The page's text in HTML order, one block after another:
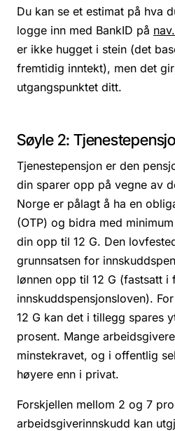
Du kan se et estimat på hva
logge inn med BankID på
er ikke hugget i stein (det
fremtidig inntekt), men det
utgangspunktet ditt.
Søyle 2:
Tjenestepensjon er den
din sparer opp på vegne av
Norge er pålagt å ha en
(OTP) og bidra med
din opp til 12 G. Den
grunnsatsen for
lønnen opp til 12 G (fastsatt i
innskuddspensjonsloven).
12 G kan det i tillegg spares
prosent. Mange
minstekravet, og i offentlig
høyere enn i privat.
Forskjellen mellom 2 og 7
arbeidsgiverinnskudd kan